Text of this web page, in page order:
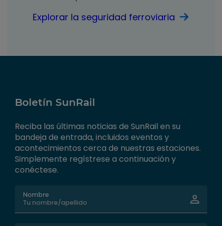
Explorar la seguridad ferroviaria
Boletín SunRail
Reciba las últimas noticias de SunRail en su
bandeja de entrada, incluidos eventos y
acontecimientos cerca de nuestras estaciones.
Simplemente regístrese a continuación y
conéctese.
Nombre